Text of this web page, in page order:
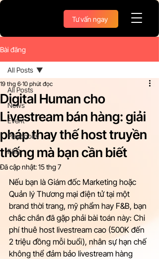
Tư vấn ngay
Bài đăng
All Posts
News
Event
Playbooks
FAQ
All Posts
Digital Human cho
Livestream bán hàng: giải
pháp thay thế host truyền
thống mà bạn cần biết
19 thg 6 10 phút đọc
Đã cập nhật:15 thg 7
Nếu bạn là Giám đốc Marketing hoặc
Quản lý Thương mại điện tử tại một
brand thời trang, mỹ phẩm hay F&B, bạn
chắc chắn đã gặp phải bài toán này: Chi
phí thuê host livestream cao (500K đến
2 triệu đồng mỗi buổi), nhân sự hạn chế
không thể đảm bảo livestream hàng